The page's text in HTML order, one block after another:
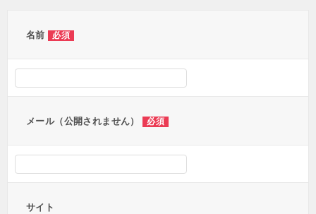
名前 必須
メール（公開されません） 必須
サイト